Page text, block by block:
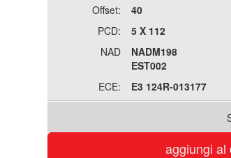
Offset:
40
PCD:
5 X 112
NAD
NADM198
EST002
ECE:
E3 124R-013177
aggiungi al